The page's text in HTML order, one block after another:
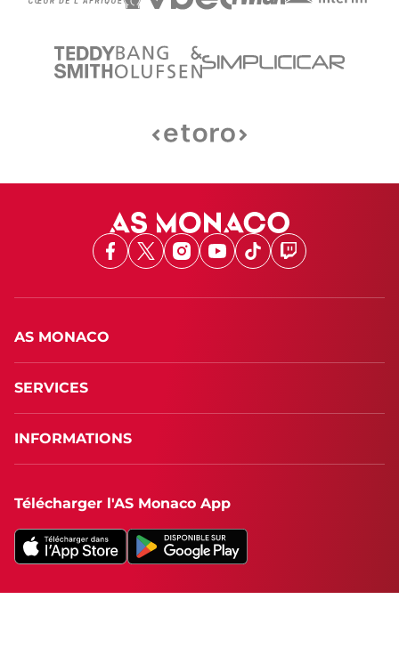
Facebook
X Instagram
Youtube
TikTokTwitch
AS MONACO
SERVICES
INFORMATIONS
Télécharger l'AS Monaco App